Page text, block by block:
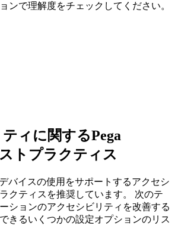
ンで理解度をチェックしてください。
ィに関するPega
トプラクティス
バイスの使用をサポートするアクセシ
クティスを推奨しています。 次のテ
ションのアクセシビリティを改善する
きるいくつかの設定オプションのリス